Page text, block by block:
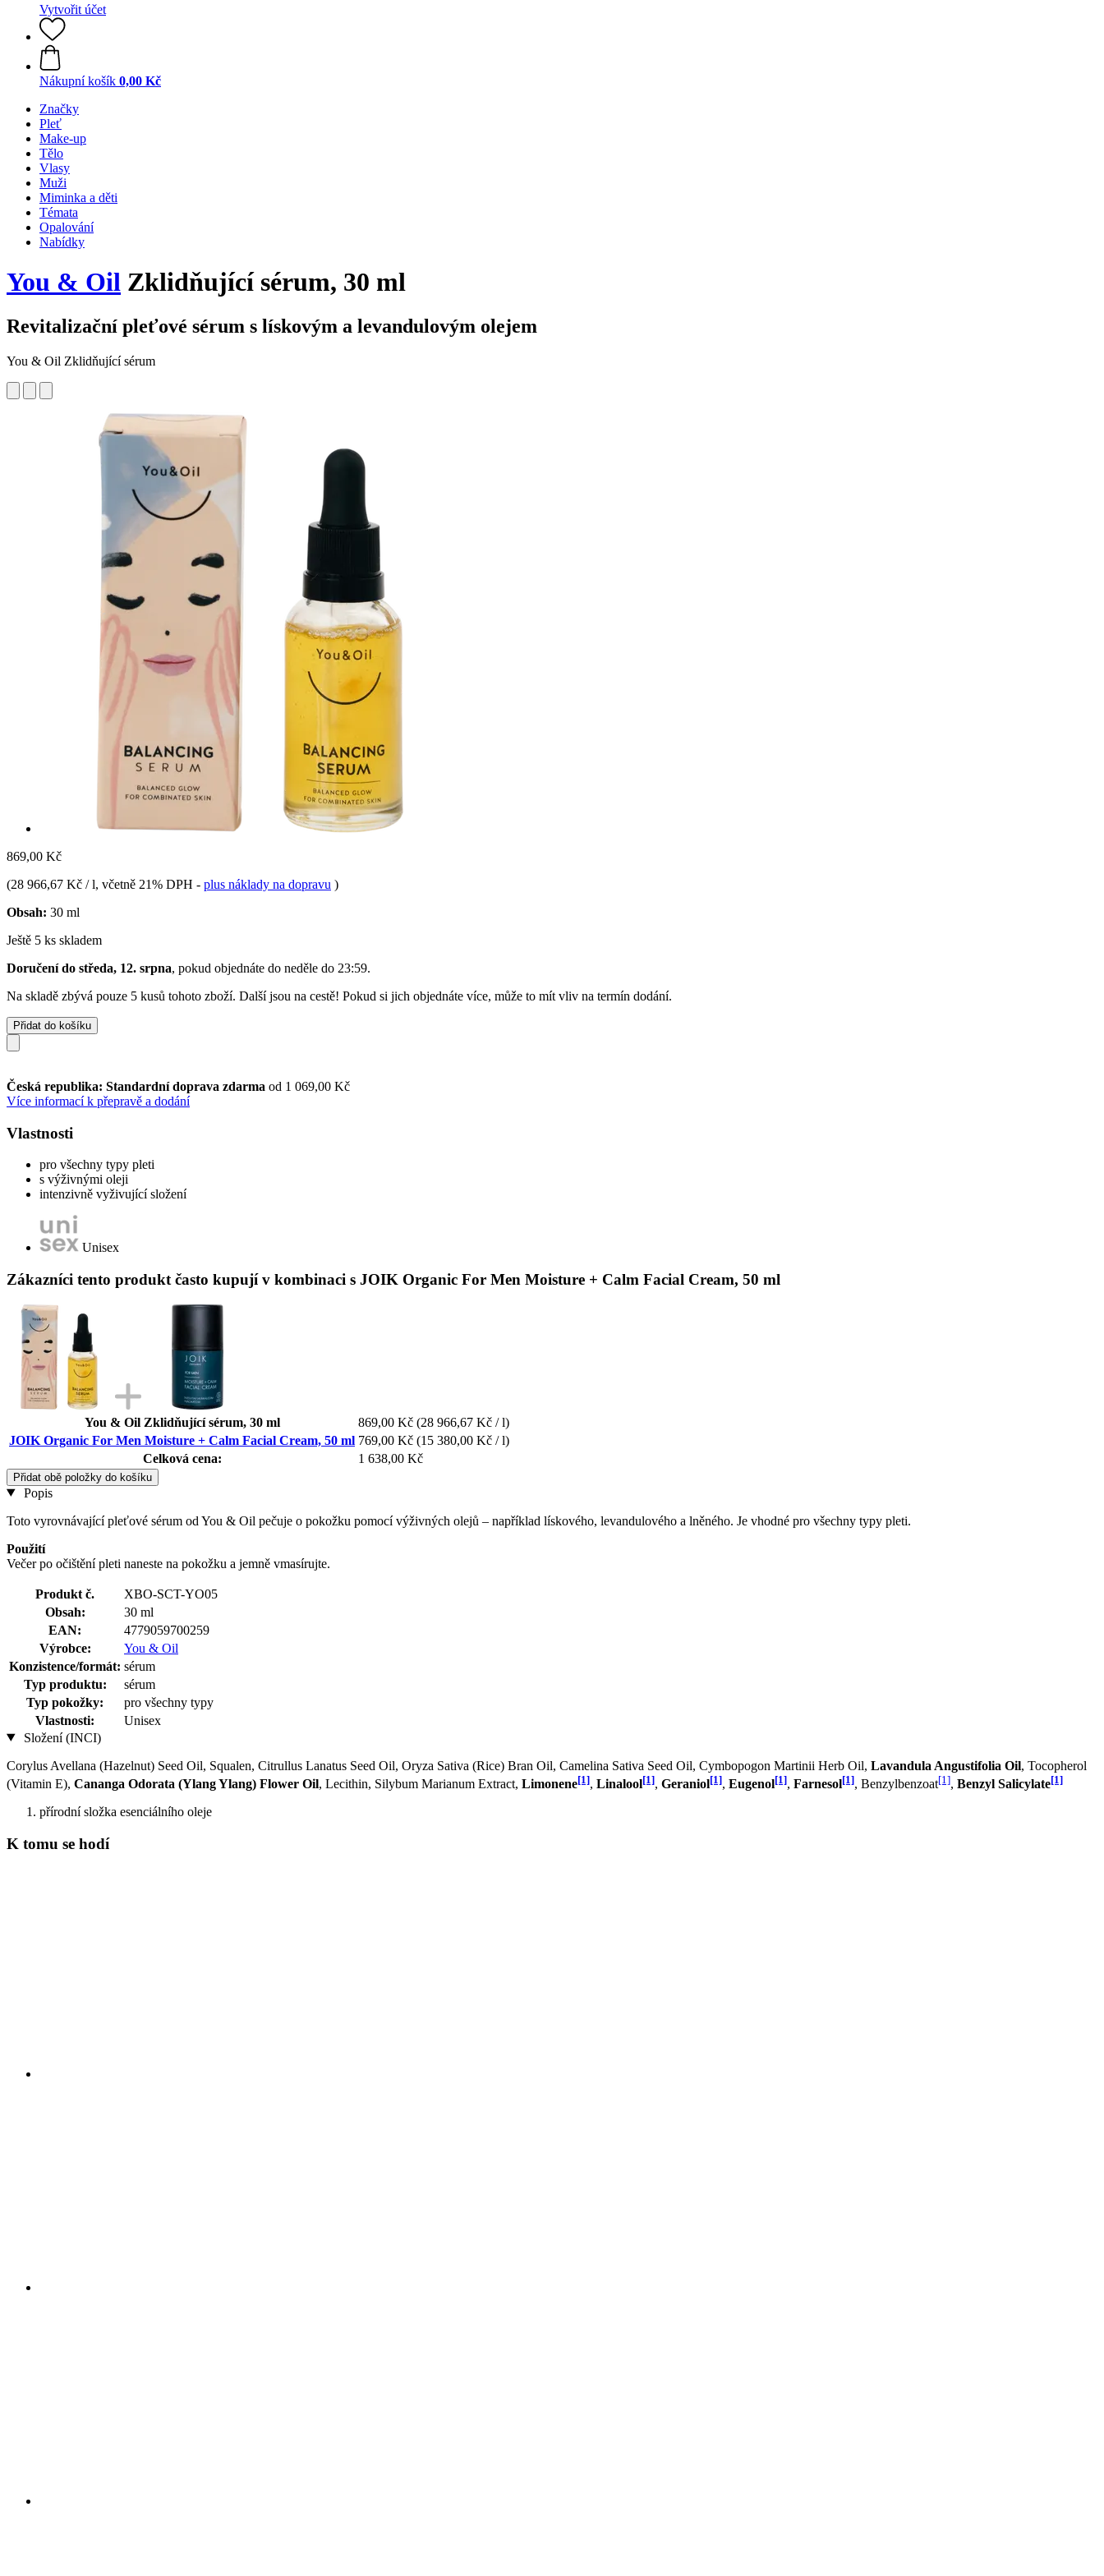
Vytvořit účet
Nákupní košík 0,00 Kč
Značky
Pleť
Make-up
Tělo
Vlasy
Muži
Miminka a děti
Témata
Opalování
Nabídky
You & Oil Zklidňující sérum, 30 ml
Revitalizační pleťové sérum s lískovým a levandulovým olejem
You & Oil Zklidňující sérum
869,00 Kč
(28 966,67 Kč / l, včetně 21% DPH - plus náklady na dopravu )
Obsah: 30 ml
Ještě 5 ks skladem
Doručení do středa, 12. srpna, pokud objednáte do neděle do 23:59.
Na skladě zbývá pouze 5 kusů tohoto zboží. Další jsou na cestě! Pokud si jich objednáte více, může to mít vliv na termín dodání.
Přidat do košíku
Česká republika: Standardní doprava zdarma od 1 069,00 Kč
Více informací k přepravě a dodání
Vlastnosti
pro všechny typy pleti
s výživnými oleji
intenzivně vyživující složení
Unisex
Zákazníci tento produkt často kupují v kombinaci s JOIK Organic For Men Moisture + Calm Facial Cream, 50 ml
You & Oil Zklidňující sérum, 30 ml 869,00 Kč (28 966,67 Kč / l)
JOIK Organic For Men Moisture + Calm Facial Cream, 50 ml 769,00 Kč (15 380,00 Kč / l)
Celková cena:
1 638,00 Kč
Přidat obě položky do košíku
Popis
Toto vyrovnávající pleťové sérum od You & Oil pečuje o pokožku pomocí výživných olejů – například lískového, levandulového a lněného. Je vhodné pro všechny typy pleti.
Použití
Večer po očištění pleti naneste na pokožku a jemně vmasírujte.
Produkt č.
XBO-SCT-YO05
Obsah:
30 ml
EAN:
4779059700259
Výrobce:
You & Oil
Konzistence/formát: sérum
Typ produktu:
sérum
Typ pokožky:
pro všechny typy
Vlastnosti:
Unisex
Složení (INCI)
Corylus Avellana (Hazelnut) Seed Oil, Squalen, Citrullus Lanatus Seed Oil, Oryza Sativa (Rice) Bran Oil, Camelina Sativa Seed Oil, Cymbopogon Martinii Herb Oil, Lavandula Angustifolia Oil, Tocopherol
(Vitamin E), Cananga Odorata (Ylang Ylang) Flower Oil, Lecithin, Silybum Marianum Extract, Limonene[1], Linalool[1], Geraniol[1], Eugenol[1], Farnesol[1], Benzylbenzoat[1], Benzyl Salicylate[1]
přírodní složka esenciálního oleje
K tomu se hodí